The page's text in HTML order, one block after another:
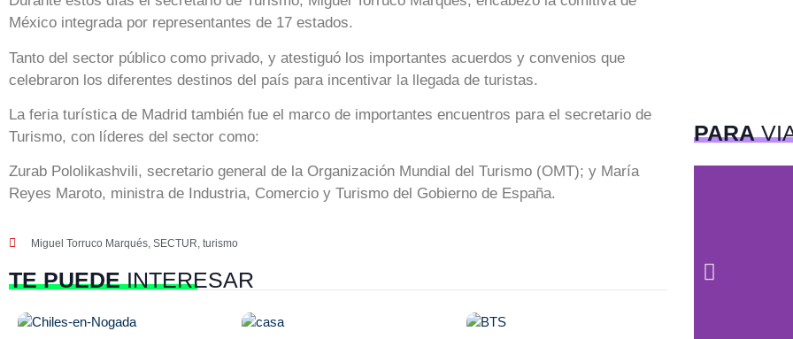
México integrada por representantes de 17 estados.
Tanto del sector público como privado, y atestiguó los importantes acuerdos y convenios que
celebraron los diferentes destinos del país para incentivar la llegada de turistas.
La feria turística de Madrid también fue el marco de importantes encuentros para el secretario de
Turismo, con líderes del sector como:
Zurab Pololikashvili, secretario general de la Organización Mundial del Turismo (OMT); y María
Reyes Maroto, ministra de Industria, Comercio y Turismo del Gobierno de España.
Miguel Torruco Marqués, SECTUR, turismo
TE PUEDEINTERESAR
PARA